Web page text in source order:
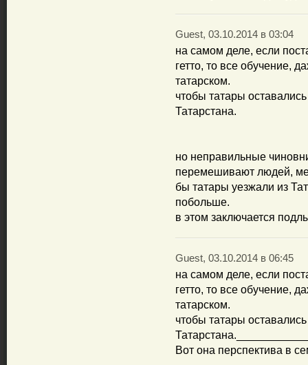
Guest, 03.10.2014 в 03:04
на самом деле, если
гетто, то все обучение,
татарском.
чтобы татары
Татарстана.
но неправильные
перемешивают людей,
бы татары уезжали из
побольше.
в этом заключается
Guest, 03.10.2014 в 06:45
на самом деле, если
гетто, то все обучение,
татарском.
чтобы татары
Вот она перспектива в